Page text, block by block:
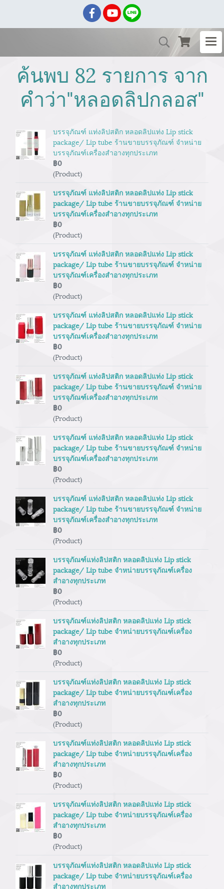
ค้นพบ 82 รายการ จาก
คำว่า"หลอดลิปกลอส"
บรรจุภัณฑ์ แท่งลิปสติก หลอดลิปแท่ง Lip stick
package/ Lip tube ร้านขายบรรจุภัณฑ์ จำหน่าย
บรรจุภัณฑ์เครื่องสำอางทุกประเภท
฿0
(Product)
บรรจุภัณฑ์ แท่งลิปสติก หลอดลิปแท่ง Lip stick
package/ Lip tube ร้านขายบรรจุภัณฑ์ จำหน่าย
บรรจุภัณฑ์เครื่องสำอางทุกประเภท
฿0
(Product)
บรรจุภัณฑ์ แท่งลิปสติก หลอดลิปแท่ง Lip stick
package/ Lip tube ร้านขายบรรจุภัณฑ์ จำหน่าย
บรรจุภัณฑ์เครื่องสำอางทุกประเภท
฿0
(Product)
บรรจุภัณฑ์ แท่งลิปสติก หลอดลิปแท่ง Lip stick
package/ Lip tube ร้านขายบรรจุภัณฑ์ จำหน่าย
บรรจุภัณฑ์เครื่องสำอางทุกประเภท
฿0
(Product)
บรรจุภัณฑ์ แท่งลิปสติก หลอดลิปแท่ง Lip stick
package/ Lip tube ร้านขายบรรจุภัณฑ์ จำหน่าย
บรรจุภัณฑ์เครื่องสำอางทุกประเภท
฿0
(Product)
บรรจุภัณฑ์ แท่งลิปสติก หลอดลิปแท่ง Lip stick
package/ Lip tube ร้านขายบรรจุภัณฑ์ จำหน่าย
บรรจุภัณฑ์เครื่องสำอางทุกประเภท
฿0
(Product)
บรรจุภัณฑ์ แท่งลิปสติก หลอดลิปแท่ง Lip stick
package/ Lip tube ร้านขายบรรจุภัณฑ์ จำหน่าย
บรรจุภัณฑ์เครื่องสำอางทุกประเภท
฿0
(Product)
บรรจุภัณฑ์แท่งลิปสติก หลอดลิปแท่ง Lip stick
package/ Lip tube จำหน่ายบรรจุภัณฑ์เครื่อง
สำอางทุกประเภท
฿0
(Product)
บรรจุภัณฑ์แท่งลิปสติก หลอดลิปแท่ง Lip stick
package/ Lip tube จำหน่ายบรรจุภัณฑ์เครื่อง
สำอางทุกประเภท
฿0
(Product)
บรรจุภัณฑ์แท่งลิปสติก หลอดลิปแท่ง Lip stick
package/ Lip tube จำหน่ายบรรจุภัณฑ์เครื่อง
สำอางทุกประเภท
฿0
(Product)
บรรจุภัณฑ์แท่งลิปสติก หลอดลิปแท่ง Lip stick
package/ Lip tube จำหน่ายบรรจุภัณฑ์เครื่อง
สำอางทุกประเภท
฿0
(Product)
บรรจุภัณฑ์แท่งลิปสติก หลอดลิปแท่ง Lip stick
package/ Lip tube จำหน่ายบรรจุภัณฑ์เครื่อง
สำอางทุกประเภท
฿0
(Product)
บรรจุภัณฑ์แท่งลิปสติก หลอดลิปแท่ง Lip stick
package/ Lip tube จำหน่ายบรรจุภัณฑ์เครื่อง
สำอางทุกประเภท